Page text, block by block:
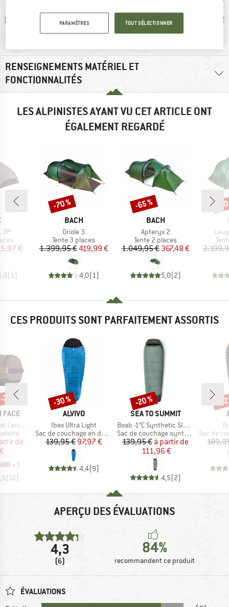
g
Avis client.e.s:
spacieux
Tente tunnel
RENSEIGNEMENTS MATÉRIEL ET
FONCTIONNALITÉS
LES ALPINISTES AYANT VU CET ARTICLE ONT
ÉGALEMENT REGARDÉ
3P
réduit
€
( 1)
MARQUE
BACH
Article
Oriole 3
Product group
Tente 3 places
Prix
1.399,95 €Prix réduit
419,99 €
4,0( 1)
Remise
-70 %
MARQUE
BACH
Article
Apteryx 2
Product group
Tente 2 places
Prix
1.049,95 €Prix réduit
367,48 €
5,0(2)
Remise
-65 % -
CES PRODUITS SONT PARFAITEMENT ASSORTIS
FACE
réduit
de
+3
(12)
%
MARQUE
ALVIVO
Article
Ibex Ultra Light
Product group
Sac de couchage en duvet
Prix
139,95 €Prix réduit
97,97 €
4,4(9)
Remise
-30 %
MARQUE
SEA TO SUMMIT
Article
Boab -1°C Synthetic Sleeping Bag
Product group
Sac de couchage synthétique
Prix
139,95 € Prix réduit
à partir de
111,96 €
4,5(2)
Remise
-20 %
Product
Sac de
-
APERÇU DES ÉVALUATIONS
4,3
(6)
84%
recommandent ce produit
ÉVALUATIONS
PARAMÈTRES TOUT SÉLECTIONNER